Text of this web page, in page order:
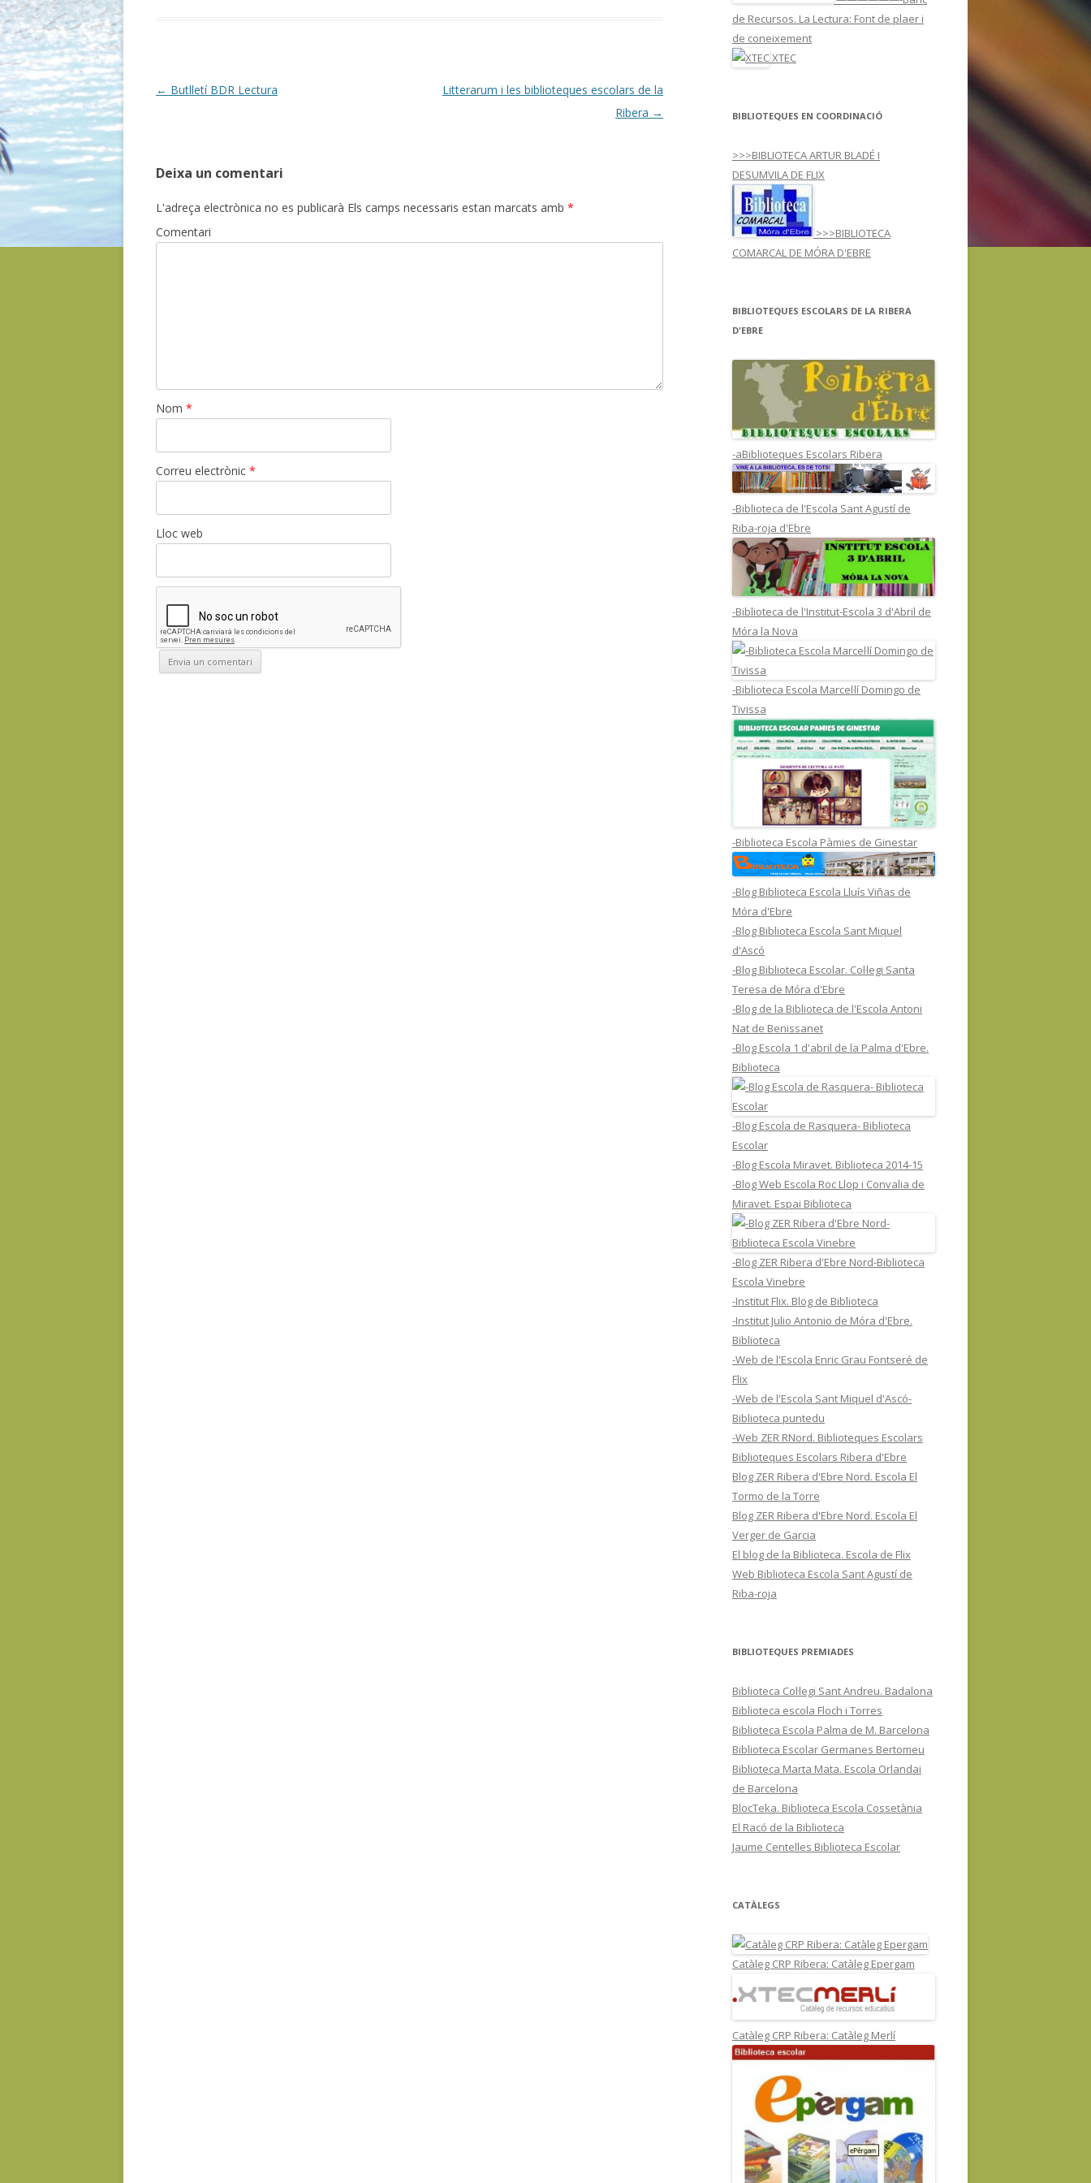
MALETA CEPSE I3-JN
BIBLIOTEQUES 2013-14
Post
← Butlletí BDR Lectura
Litterarum i les biblioteques escolars de la
Ribera →
Deixa un comentari
L'adreça electrònica no es publicarà Els camps necessaris estan marcats amb *
Comentari
Nom *
Correu electrònic *
Lloc web
de Recursos. La Lectura: Font de plaer i
de coneixement
XTEC
BIBLIOTEQUES EN COORDINACIÓ
>>>BIBLIOTECA ARTUR BLADÉ I
DESUMVILA DE FLIX
>>>BIBLIOTECA
COMARCAL DE MÓRA D'EBRE
BIBLIOTEQUES ESCOLARS DE LA RIBERA
D'EBRE
-aBiblioteques Escolars Ribera
-Biblioteca de l'Escola Sant Agustí de
Riba-roja d'Ebre
-Biblioteca de l'Institut-Escola 3 d'Abril de
Móra la Nova
-Biblioteca Escola Marcel·lí Domingo de
Tivissa
-Biblioteca Escola Pàmies de Ginestar
-Blog Biblioteca Escola Lluís Viñas de
Móra d'Ebre
-Blog Biblioteca Escola Sant Miquel
d'Ascó
-Blog Biblioteca Escolar. Col·legi Santa
Teresa de Móra d'Ebre
-Blog de la Biblioteca de l'Escola Antoni
Nat de Benissanet
-Blog Escola 1 d'abril de la Palma d'Ebre.
Biblioteca
-Blog Escola de Rasquera- Biblioteca
Escolar
-Blog Escola Miravet. Biblioteca 2014-15
-Blog Web Escola Roc Llop i Convalia de
Miravet. Espai Biblioteca
-Blog ZER Ribera d'Ebre Nord-Biblioteca
Escola Vinebre
-Institut Flix. Blog de Biblioteca
-Institut Julio Antonio de Móra d'Ebre.
Biblioteca
-Web de l'Escola Enric Grau Fontseré de
Flix
-Web de l'Escola Sant Miquel d'Ascó-
Biblioteca puntedu
-Web ZER RNord. Biblioteques Escolars
Biblioteques Escolars Ribera d'Ebre
Blog ZER Ribera d'Ebre Nord. Escola El
Tormo de la Torre
Blog ZER Ribera d'Ebre Nord. Escola El
Verger de Garcia
El blog de la Biblioteca. Escola de Flix
Web Biblioteca Escola Sant Agustí de
Riba-roja
BIBLIOTEQUES PREMIADES
Biblioteca Col·legi Sant Andreu. Badalona
Biblioteca escola Floch i Torres
Biblioteca Escola Palma de M. Barcelona
Biblioteca Escolar Germanes Bertomeu
Biblioteca Marta Mata. Escola Orlandai
de Barcelona
BlocTeka. Biblioteca Escola Cossetània
El Racó de la Biblioteca
Jaume Centelles Biblioteca Escolar
CATÀLEGS
Catàleg CRP Ribera: Catàleg Epergam
Catàleg CRP Ribera: Catàleg Merlí